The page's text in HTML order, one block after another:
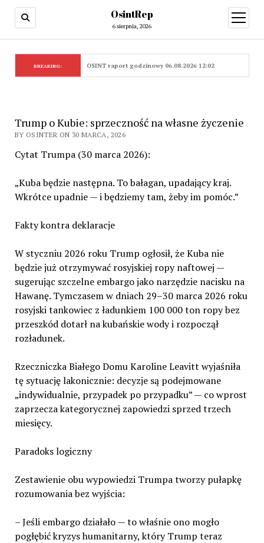
OsintRep
6 sierpnia, 2026
open
menu
BREAKING: OSINT raport godzinowy 06.08.2026 12:02
Trump o Kubie: sprzeczność na własne życzenie
BY OSINTER ON 30 MARCA, 2026
Cytat Trumpa (30 marca 2026):
„Kuba będzie następna. To bałagan, upadający kraj.
Wkrótce upadnie — i będziemy tam, żeby im pomóc.”
Fakty kontra deklaracje
W styczniu 2026 roku Trump ogłosił, że Kuba nie
będzie już otrzymywać rosyjskiej ropy naftowej —
sugerując szczelne embargo jako narzędzie nacisku na
Hawanę. Tymczasem w dniach 29–30 marca 2026 roku
rosyjski tankowiec z ładunkiem 100 000 ton ropy bez
przeszkód dotarł na kubańskie wody i rozpoczął
rozładunek.
Rzeczniczka Białego Domu Karoline Leavitt wyjaśniła
tę sytuację lakonicznie: decyzje są podejmowane
„indywidualnie, przypadek po przypadku” — co wprost
zaprzecza kategorycznej zapowiedzi sprzed trzech
miesięcy.
Paradoks logiczny
Zestawienie obu wypowiedzi Trumpa tworzy pułapkę
rozumowania bez wyjścia:
– Jeśli embargo działało — to właśnie ono mogło
pogłębić kryzys humanitarny, który Trump teraz